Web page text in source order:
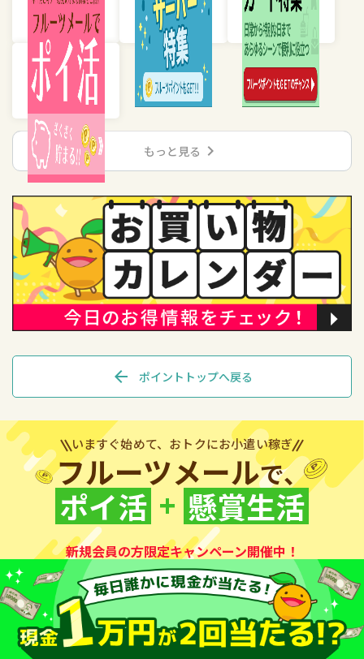
もっと見る chevron_right
arrow_back ポイントトップへ戻る
いますぐ始めて、おトクにお小遣い稼ぎ
フルーツメールで、
ポイ活 + 懸賞生活
新規会員の方限定キャンペーン開催中！